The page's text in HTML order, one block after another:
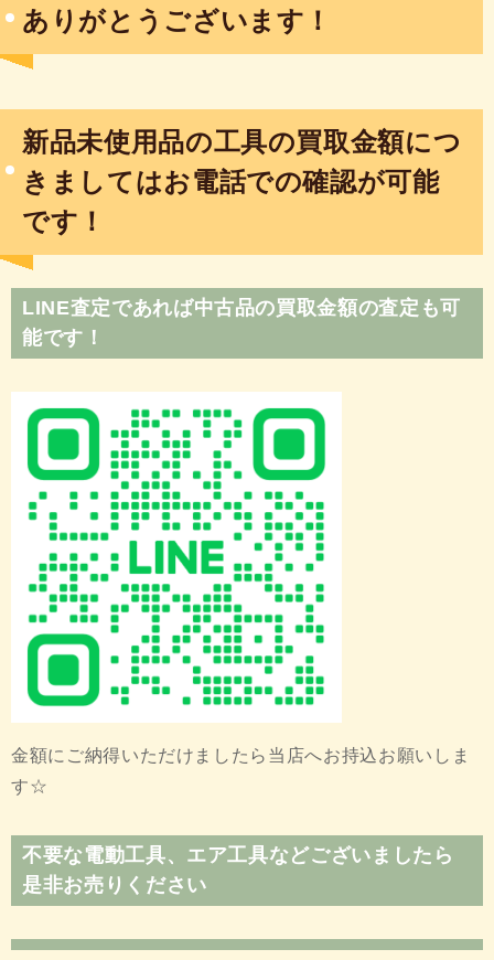
ありがとうございます！
新品未使用品の工具の買取金額につ
きましてはお電話での確認が可能
です！
LINE査定であれば中古品の買取金額の査定も可
能です！
金額にご納得いただけましたら当店へお持込お願いしま
す☆
不要な電動工具、エア工具などございましたら
是非お売りください